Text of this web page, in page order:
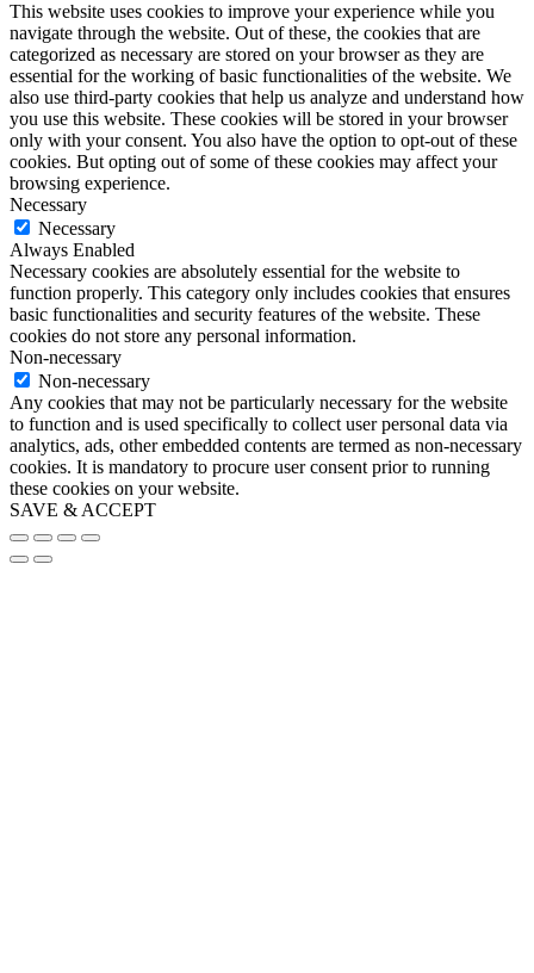
This website uses cookies to improve your experience while you
navigate through the website. Out of these, the cookies that are
categorized as necessary are stored on your browser as they are
essential for the working of basic functionalities of the website. We
also use third-party cookies that help us analyze and understand how
you use this website. These cookies will be stored in your browser
only with your consent. You also have the option to opt-out of these
cookies. But opting out of some of these cookies may affect your
browsing experience.
Necessary
Necessary
Always Enabled
Necessary cookies are absolutely essential for the website to
function properly. This category only includes cookies that ensures
basic functionalities and security features of the website. These
cookies do not store any personal information.
Non-necessary
Non-necessary
Any cookies that may not be particularly necessary for the website
to function and is used specifically to collect user personal data via
analytics, ads, other embedded contents are termed as non-necessary
cookies. It is mandatory to procure user consent prior to running
these cookies on your website.
SAVE & ACCEPT